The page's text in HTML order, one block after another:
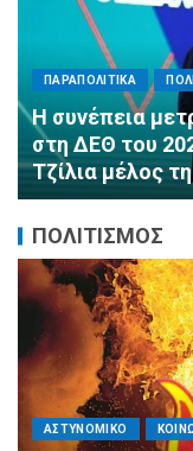
ΠΑΡΑΠΟΛΙΤΙΚΑ
Αλληλεγγύη
εμφιαλωμένα
Μέγαρα από τη
ΔΗΜ.Τ.Ο.
ΠΟΛΙΤΙΣΜΟΣ
ΑΓΙΟΣ ΔΗΜΗΤΡΙΟΣ